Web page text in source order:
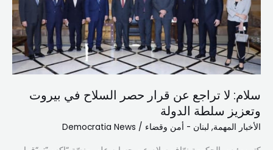
سلام: لا تراجع عن قرار حصر السلاح في بيروت
وتعزيز سلطة الدولة
الأخبار المهمة, لبنان - أمن وقضاء /
Democratia News
قرار
حصر
السلاح
في
بيروت
سلطة
الدولة